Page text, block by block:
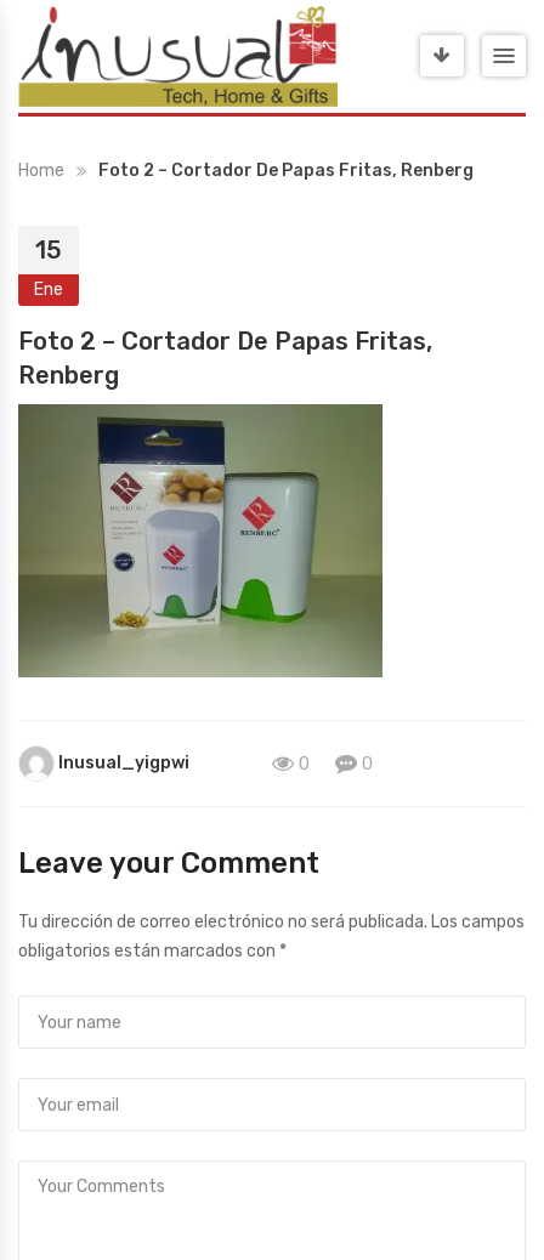
Home Foto 2 – Cortador De Papas Fritas, Renberg
15
Ene
Foto 2 – Cortador De Papas Fritas,
Renberg
Inusual_yigpwi 0 0
Leave your Comment
Tu dirección de correo electrónico no será publicada. Los campos
obligatorios están marcados con *